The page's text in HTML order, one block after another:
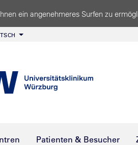
ein angenehmeres Surfen zu
Patienten & Besucher